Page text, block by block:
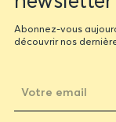
Abonnez-vous
découvrir nos